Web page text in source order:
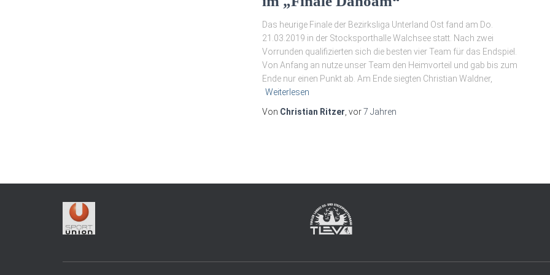
Das heurige Finale der Bezirksliga Unterland Ost fand am Do.
21.03.2019 in der Stocksporthalle Walchsee statt. Nach zwei
Vorrunden qualifizierten sich die besten vier Team für das Endspiel.
Von Anfang an nutze unser Team den Heimvorteil und gab bis zum
Ende nur einen Punkt ab. Am Ende siegten Christian Waldner,
Weiterlesen
Von Christian Ritzer , vor7 Jahren